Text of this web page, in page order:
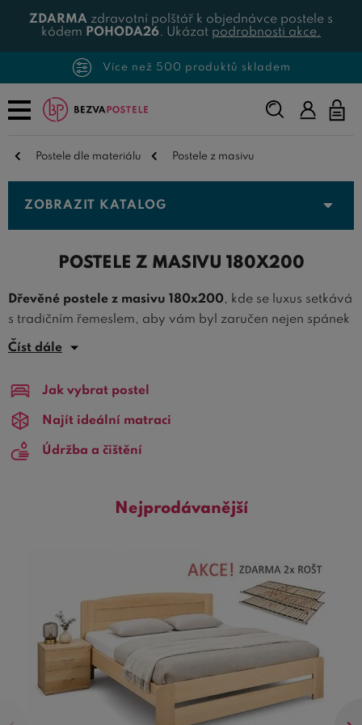
ZDARMA zdravotní polštář k objednávce postele s
kódem POHODA26. Ukázat podrobnosti akce.
Více než 500 produktů skladem
Napište,
co
Postele dle materiálu Postele z masivu
ZOBRAZIT KATALOG
POSTELE Z MASIVU 180X200
Dřevěné postele z masivu 180x200, kde se luxus setkává
s tradičním řemeslem, aby vám byl zaručen nejen spánek
v nejvyšší pohodlí, ale i nadčasový design, který obohatí
prostor, komfort a styl.
Proč zvolit Dřevěné postele z masivu 180x200?
180x200 cm je ideální pro páry, které chtějí luxusní
pevnost a odolnost proti opotřebení, ale také přináší do
Maximální pohodlí a prostor:Rozměr
180x200 cm poskytuje dostatek místa pro
bezstarostný odpočinek a regeneraci.
Odolnost a trvanlivost:Vysoce kvalitní
masivní dřevo zajišťuje, že vaše postel vydrží
po desetiletí ve vynikajícím stavu.
Číst dále
Jak vybrat postel
Najít ideální matraci
Údržba a čištění
Nejprodávanější